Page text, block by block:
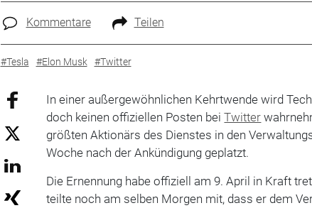
Kommentare Teilen
#Tesla #Elon Musk #Twitter
In einer außergewöhnlichen Kehrtwende wird
doch keinen offiziellen Posten beiTwitter
größten Aktionärs des Dienstes in den
Woche nach der Ankündigung geplatzt.
Die Ernennung habe offiziell am 9. April in Kraft
teilte noch am selben Morgen mit, dass er dem